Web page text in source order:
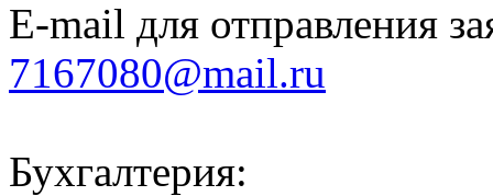
E-mail для отправления
7167080@mail.ru
Бухгалтерия: